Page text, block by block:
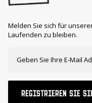
Melden Sie sich für
Laufenden zu bleiben.
REGISTRIEREN SIE